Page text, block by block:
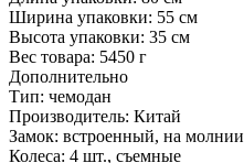
Ширина упаковки: 55 см
Высота упаковки: 35 см
Вес товара: 5450 г
Дополнительно
Тип: чемодан
Производитель: Китай
Замок: встроенный, на молнии
Колеса: 4 шт., съемные